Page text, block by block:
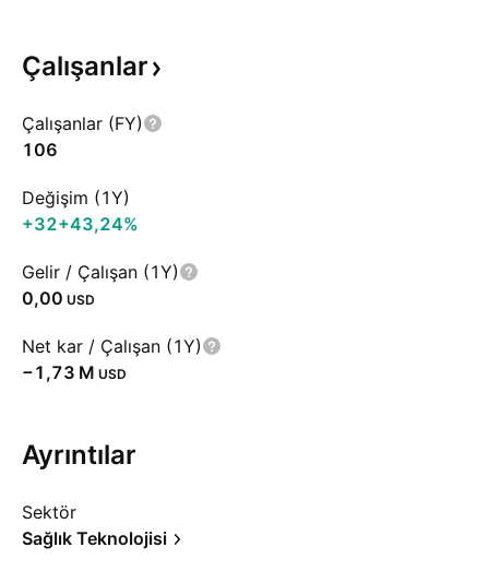
Çalışanlar
Çalışanlar (FY)
106
Değişim (1Y)
+32+43,24%
Gelir / Çalışan (1Y)
0,00 USD
Net kar / Çalışan (1Y)
‪−1,73 M‬ USD
Ayrıntılar
Sektör
Sağlık Teknolojisi